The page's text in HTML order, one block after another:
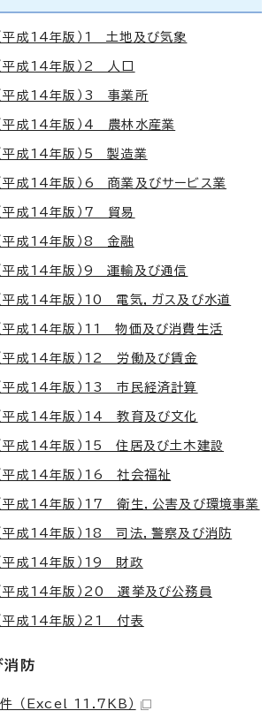
平成14年版）1 土地及び気象
平成14年版）2 人口
平成14年版）3 事業所
平成14年版）4 農林水産業
平成14年版）5 製造業
平成14年版）6 商業及びサービス業
平成14年版）7 貿易
平成14年版）8 金融
平成14年版）9 運輸及び通信
平成14年版）10 電気，ガス及び水道
平成14年版）11 物価及び消費生活
平成14年版）12 労働及び賃金
平成14年版）13 市民経済計算
平成14年版）14 教育及び文化
平成14年版）15 住居及び土木建設
平成14年版）16 社会福祉
平成14年版）17 衛生，公害及び環境事業
平成14年版）18 司法，警察及び消防
平成14年版）19 財政
平成14年版）20 選挙及び公務員
平成14年版）21 付表
消防
（Excel 11.7KB）